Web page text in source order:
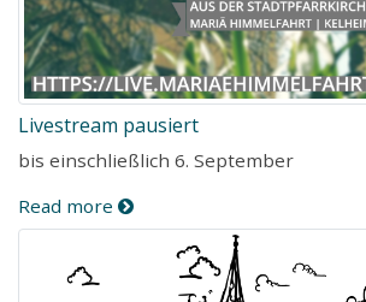
Livestream pausiert
bis einschließlich 6. September
Read more